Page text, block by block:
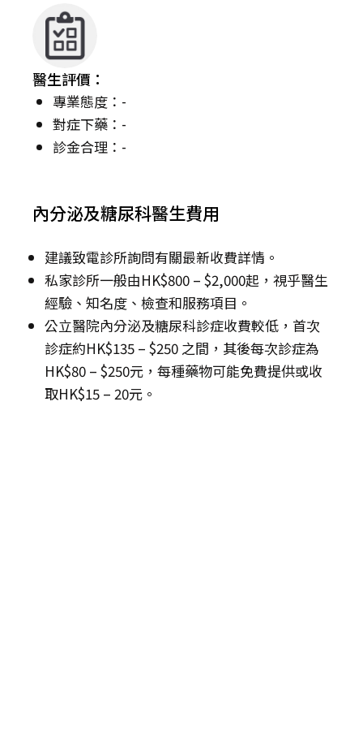
醫生評價：
專業態度：-
對症下藥：-
診金合理：-
內分泌及糖尿科醫生費用
建議致電診所詢問有關最新收費詳情。
私家診所一般由HK$800 – $2,000起，視乎醫生
經驗、知名度、檢查和服務項目。
公立醫院內分泌及糖尿科診症收費較低，首次
診症約HK$135 – $250 之間，其後每次診症為
HK$80 – $250元，每種藥物可能免費提供或收
取HK$15 – 20元。